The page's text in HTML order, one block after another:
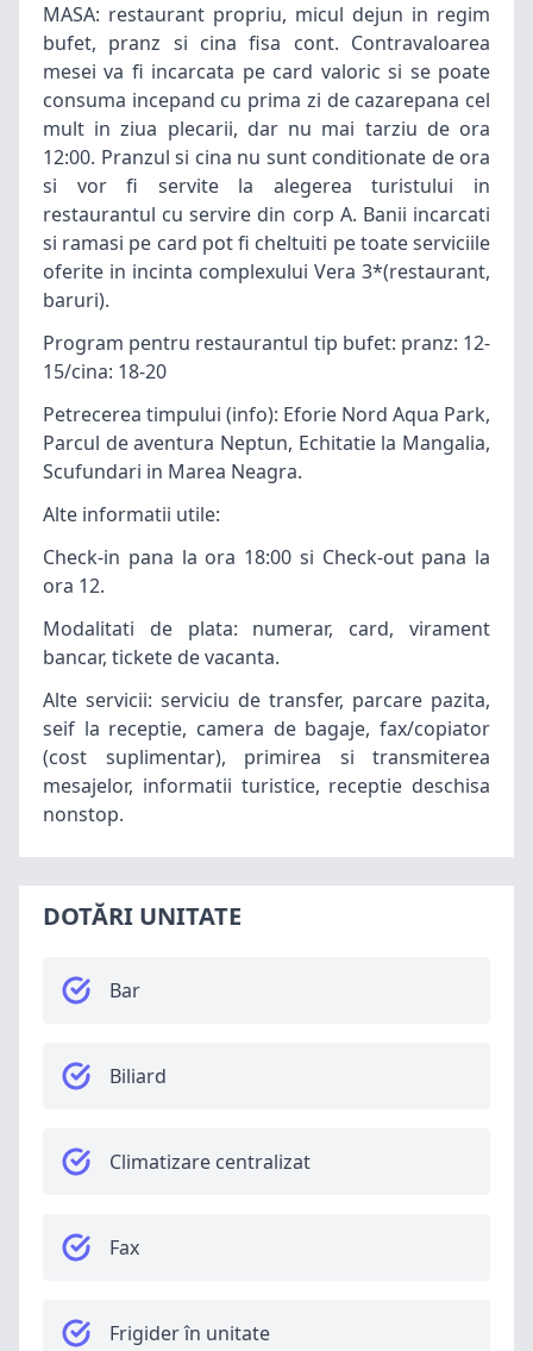
MASA: restaurant propriu, micul dejun in regim
bufet, pranz si cina fisa cont. Contravaloarea
mesei va fi incarcata pe card valoric si se poate
consuma incepand cu prima zi de cazarepana cel
mult in ziua plecarii, dar nu mai tarziu de ora
12:00. Pranzul si cina nu sunt conditionate de ora
si vor fi servite la alegerea turistului in
restaurantul cu servire din corp A. Banii incarcati
si ramasi pe card pot fi cheltuiti pe toate serviciile
oferite in incinta complexului Vera 3*(restaurant,
baruri).
Program pentru restaurantul tip bufet: pranz: 12-
15/cina: 18-20
Petrecerea timpului (info): Eforie Nord Aqua Park,
Parcul de aventura Neptun, Echitatie la Mangalia,
Scufundari in Marea Neagra.
Alte informatii utile:
Check-in pana la ora 18:00 si Check-out pana la
ora 12.
Modalitati de plata: numerar, card, virament
bancar, tickete de vacanta.
Alte servicii: serviciu de transfer, parcare pazita,
seif la receptie, camera de bagaje, fax/copiator
(cost suplimentar), primirea si transmiterea
mesajelor, informatii turistice, receptie deschisa
nonstop.
DOTĂRI UNITATE
Bar
Biliard
Climatizare centralizat
Fax
Frigider în unitate